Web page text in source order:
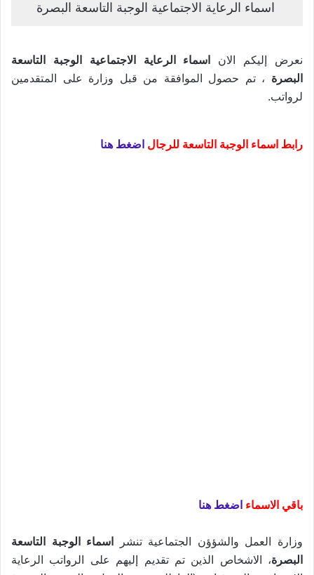
اسماء الرعاية الاجتماعية الوجبة التاسعة البصرة
نعرض إليكم الان
اسماء الرعاية الاجتماعية الوجبة التاسعة
البصرة ، تم حصول الموافقة من قبل وزارة على المتقدمين
لرواتب.
رابط اسماء الوجبة التاسعة للرجال اضغط هنا
باقي الاسماء اضغط هنا
وزارة العمل والشؤؤن الجتماعية تنشر
اسماء الوجبة التاسعة
البصرة، الاشخاص الذين تم تقديم إليهم على الرواتب الرعاية